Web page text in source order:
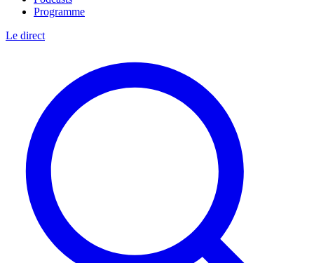
Programme
Le direct